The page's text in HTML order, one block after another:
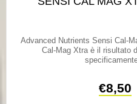
Advanced Nutrients Sensi Cal-
Cal-Mag Xtra è il risultato
€8,50